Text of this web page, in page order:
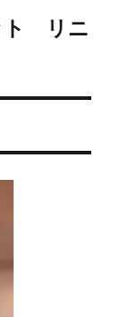
ト リニ